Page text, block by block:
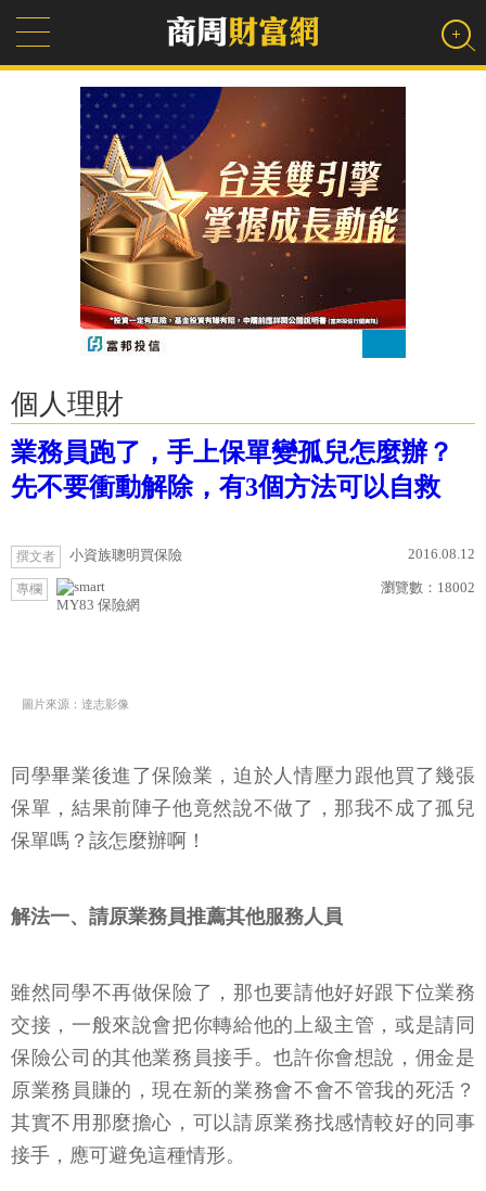
個人理財
業務員跑了，手上保單變孤兒怎麼辦？
先不要衝動解除，有3個方法可以自救
撰文者 小資族聰明買保險 2016.08.12
專欄
MY83 保險網
瀏覽數： 18002
圖片來源：達志影像
同學畢業後進了保險業，迫於人情壓力跟他買了幾張
保單，結果前陣子他竟然說不做了，那我不成了孤兒
保單嗎？該怎麼辦啊！
解法一、請原業務員推薦其他服務人員
雖然同學不再做保險了，那也要請他好好跟下位業務
交接，一般來說會把你轉給他的上級主管，或是請同
保險公司的其他業務員接手。也許你會想說，佣金是
原業務員賺的，現在新的業務會不會不管我的死活？
其實不用那麼擔心，可以請原業務找感情較好的同事
接手，應可避免這種情形。